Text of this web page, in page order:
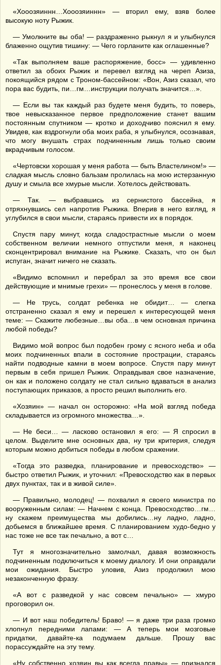
«Хооозяиннн…Хооозяиннн» — вторил ему, взяв более
высокую ноту Рыжик.
— Умолкните вы оба! — раздраженно рыкнул я и улыбнулся
блаженно ощутив тишину: — Чего горланите как оглашенные?
«Так выполняем ваше распоряжение, босс» — удивленно
ответил за обоих Рыжик и перевел взгляд на череп Азиза,
покоящийся рядом с Троном-бассейном: «Вон, Азиз сказал, что
пора вас будить, пи…гм…инструкции получать значится…».
— Если вы так каждый раз будете меня будить, то поверь,
твое невысказанное первое предположение станет вашим
постоянным спутником — кротко и доходчиво пояснил я ему.
Увидев, как вздрогнули оба моих раба, я улыбнулся, осознавая,
что могу внушать страх подчиненным лишь только своим
вкрадчивым голосом.
«Чертовски хорошая у меня работа — быть Властелином!» —
сладкая мысль словно бальзам пролилась на мою истерзанную
душу и смыла все хмурые мысли. Хотелось действовать.
— Так. — выбравшись из сернистого бассейна, я
отряхнувшись сел напротив Рыжика. Вперив в него взгляд, я
углубился в свои мысли, стараясь привести их в порядок.
Спустя пару минут, когда сладострастные мысли о моем
собственном величии немного отпустили меня, я наконец
сконцентрировал внимание на Рыжике. Сказать, что он был
испуган, значит ничего не сказать.
«Видимо вспомнил и перебрал за это время все свои
действующие и мнимые грехи» — пронеслось у меня в голове.
— Не трусь, солдат ребенка не обидит… — слегка
отстраненно сказал я ему и перешел к интересующей меня
теме: — Скажите любезные…вы оба…в чем основная причина
любой победы?
Видимо мой вопрос был подобен грому с ясного неба и оба
моих подчиненных впали в состояние прострации, стараясь
найти подводные камни в моем вопросе. Спустя пару минут
первым в себя пришел Рыжик. Оправдывая свое назначение,
он как и положено солдату не стал сильно вдаваться в анализ
поступающих приказов, а просто решил выполнить его.
«Хозяин» — начал он осторожно: «На мой взгляд победа
складывается из огромного множества…».
— Не беси… — ласково остановил я его: — Я спросил в
целом. Выделите мне основных два, ну три критерия, следуя
которым можно добиться победы в любом сражении.
«Тогда это разведка, планирование и превосходство» —
быстро ответил Рыжик, и уточнил: «Превосходство как в первых
двух пунктах, так и в живой силе».
— Правильно, молодец! — похвалил я своего министра по
вооруженным силам: — Начнем с конца. Превосходство…гм…
ну скажем преимущества мы добились…ну ладно, ладно,
добьемся в ближайшее время. С планированием худо-бедно у
нас тоже не все так печально, а вот с…
Тут я многозначительно замолчал, давая возможность
подчиненным подключиться к моему диалогу. И они оправдали
мои ожидания. Быстро уловив, Азиз продолжил мою
незаконченную фразу.
«А вот с разведкой у нас совсем печально» — хмуро
проговорил он.
— И вот наш победитель! Браво! — я даже три раза громко
хлопнул передними лапами: — А теперь мои мозговые
придатки, давайте-ка подумаем дальше. Прошу вас
порассуждайте на эту тему.
«Ну собственно хозяин вы как всегда правы» — признался